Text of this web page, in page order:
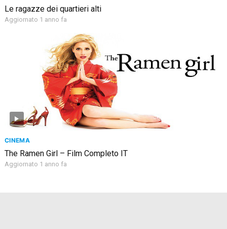
Le ragazze dei quartieri alti
Aggiornato 1 anno fa
CINEMA
The Ramen Girl – Film Completo IT
Aggiornato 1 anno fa